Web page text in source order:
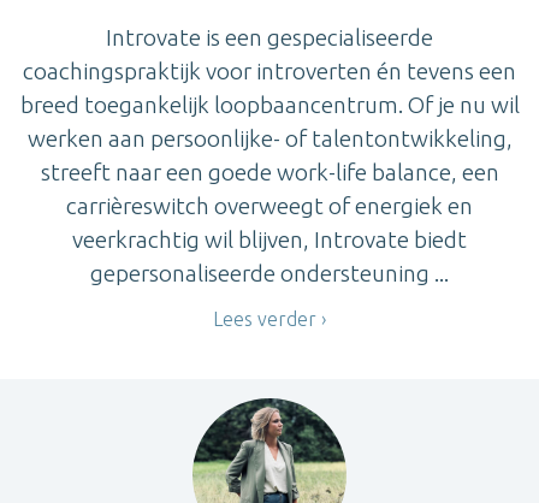
Introvate is een gespecialiseerde
coachingspraktijk voor introverten én tevens een
breed toegankelijk loopbaancentrum. Of je nu wil
werken aan persoonlijke- of talentontwikkeling,
streeft naar een goede work-life balance, een
carrièreswitch overweegt of energiek en
veerkrachtig wil blijven, Introvate biedt
gepersonaliseerde ondersteuning ...
Lees verder